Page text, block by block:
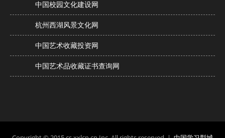
中国校园文化建设网
杭州西湖风景文化网
中国艺术收藏投资网
中国艺术品收藏证书查询网